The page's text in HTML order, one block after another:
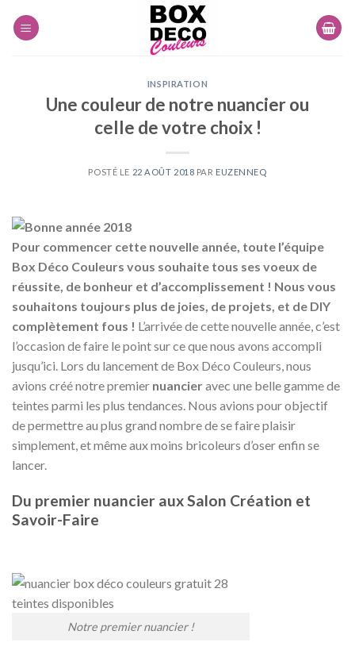
INSPIRATION
Une couleur de notre nuancier ou
celle de votre choix !
POSTÉ LE 22 AOÛT 2018 PAR EUZENNEQ
Pour commencer cette nouvelle année, toute l’équipe
Box Déco Couleurs vous souhaite tous ses voeux de
réussite, de bonheur et d’accomplissement ! Nous vous
souhaitons toujours plus de joies, de projets, et de DIY
complètement fous ! L’arrivée de cette nouvelle année, c’est
l’occasion de faire le point sur ce que nous avons accompli
jusqu’ici. Lors du lancement de Box Déco Couleurs, nous
avions créé notre premier nuancieravec une belle gamme de
teintes parmi les plus tendances. Nous avions pour objectif
de permettre au plus grand nombre de se faire plaisir
simplement, et même aux moins bricoleurs d’oser enfin se
lancer.
Du premier nuancier aux Salon Création et
Savoir-Faire
Notre premier nuancier !